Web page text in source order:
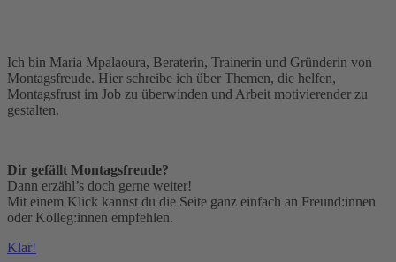
Ich bin Maria Mpalaoura, Beraterin, Trainerin und Gründerin von
Montagsfreude. Hier schreibe ich über Themen, die helfen,
Montagsfrust im Job zu überwinden und Arbeit motivierender zu
gestalten.
Dir gefällt Montagsfreude?
Dann erzähl’s doch gerne weiter!
Mit einem Klick kannst du die Seite ganz einfach an Freund:innen
oder Kolleg:innen empfehlen.
Klar!